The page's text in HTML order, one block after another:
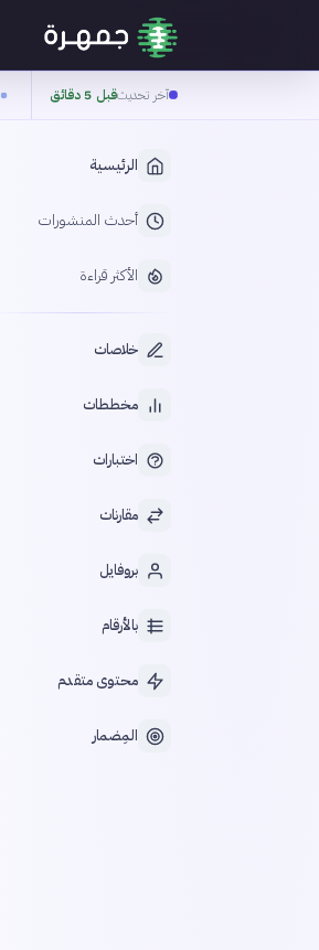
آخر تحديثقبل 5 دقائق
الرئيسية
أحدث المنشورات
الأكثر قراءة
خلاصات
مخططات
اختبارات
مقارنات
بروفايل
بالأرقام
محتوى متقدم
المِضمار